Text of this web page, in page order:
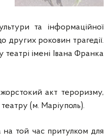
та інформаційної
других роковин трагедії.
імені Івана Франка
акт тероризму,
(м. Маріуполь).
на той час притулком для